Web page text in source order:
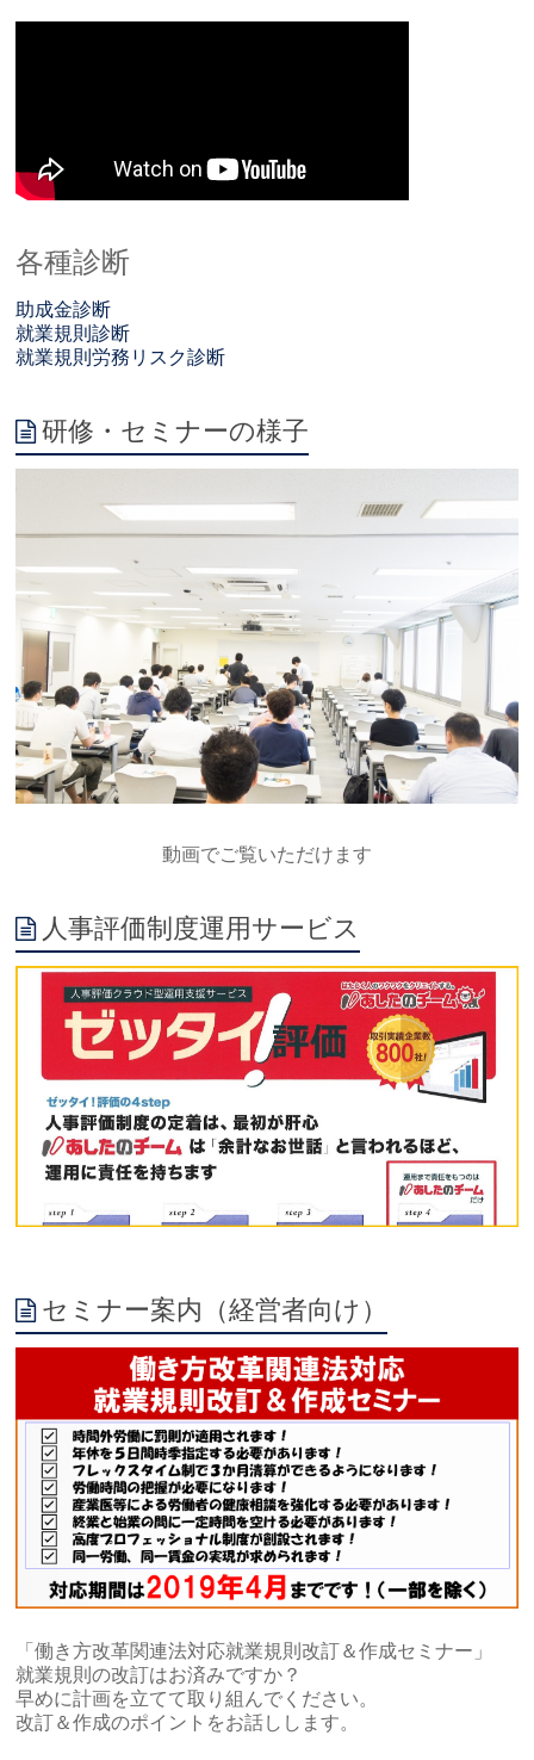
各種診断
助成金診断
就業規則診断
就業規則労務リスク診断
研修・セミナーの様子
動画でご覧いただけます
人事評価制度運用サービス
セミナー案内（経営者向け）
「働き方改革関連法対応就業規則改訂＆作成セミナー」
就業規則の改訂はお済みですか？
早めに計画を立てて取り組んでください。
改訂＆作成のポイントをお話しします。